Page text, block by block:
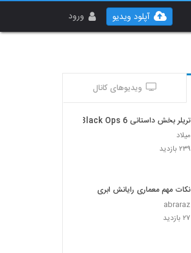
ورود آپلود ویدیو
ویدیوهای کانال
تریلر بخش داستانی Black Ops 6
میلاد
۲۳۹ بازدید
نکات مهم معماری رایانش ابری
abraraz
۲۷ بازدید